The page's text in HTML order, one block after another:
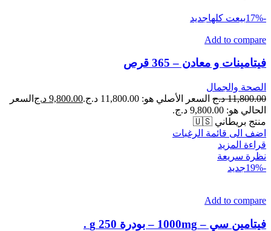
-17% بيعت كلهاجديد
Add to compare
فيتامينات و معادن – 365 قرص
الصحة والجمال
11,800.00 د.ج السعر الأصلي هو: 11,800.00 د.ج. 9,800.00 د.ج السعر
الحالي هو: 9,800.00 د.ج.
منتج بريطاني 🇺🇸
اضف الى قائمة الرغبات
قراءة المزيد
نظرة سريعة
-19%
جديد
Add to compare
فيتامين سي – 1000mg – بودرة 250 g .